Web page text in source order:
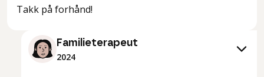
Takk på forhånd!
Familieterapeut
2024